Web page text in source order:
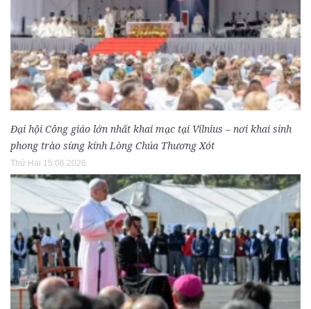
Đại hội Công giáo lớn nhất khai mạc tại Vilnius – nơi khai sinh
phong trào sùng kính Lòng Chúa Thương Xót
Thứ Hai 15.06.2026